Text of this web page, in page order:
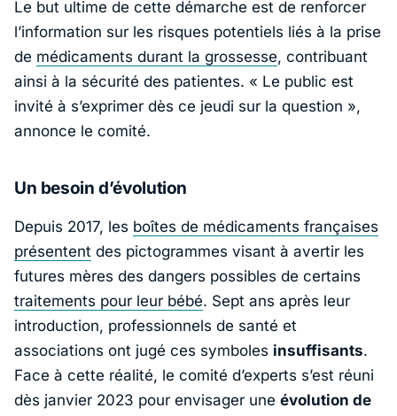
Le but ultime de cette démarche est de renforcer
l’information sur les risques potentiels liés à la prise
de médicaments durant la grossesse, contribuant
ainsi à la sécurité des patientes. « Le public est
invité à s’exprimer dès ce jeudi sur la question »,
annonce le comité.
Un besoin d’évolution
Depuis 2017, les boîtes de médicaments françaises
présentent des pictogrammes visant à avertir les
futures mères des dangers possibles de certains
traitements pour leur bébé. Sept ans après leur
introduction, professionnels de santé et
associations ont jugé ces symboles insuffisants.
Face à cette réalité, le comité d’experts s’est réuni
dès janvier 2023 pour envisager une évolution de